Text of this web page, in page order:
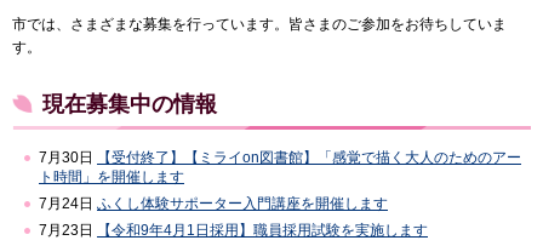
市では、さまざまな募集を行っています。皆さまのご参加をお待ちしていま
す。
現在募集中の情報
7月30日
【受付終了】【ミライon図書館】「感覚で描く大人のためのアー
ト時間」を開催します
7月24日 ふくし体験サポーター入門講座を開催します
7月23日
【令和9年4月1日採用】職員採用試験を実施します